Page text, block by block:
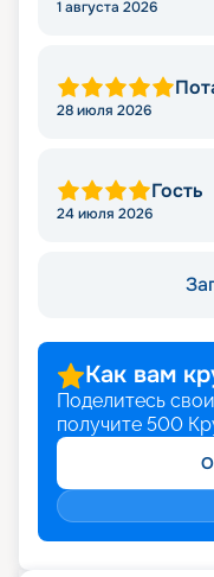
1 августа 2026
28 июля 2026
Гость
24 июля 2026
Как вам
Поделитесь
получите 500